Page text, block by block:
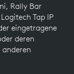
Rally Bar
Tap IP
eingetragene
deren
anderen